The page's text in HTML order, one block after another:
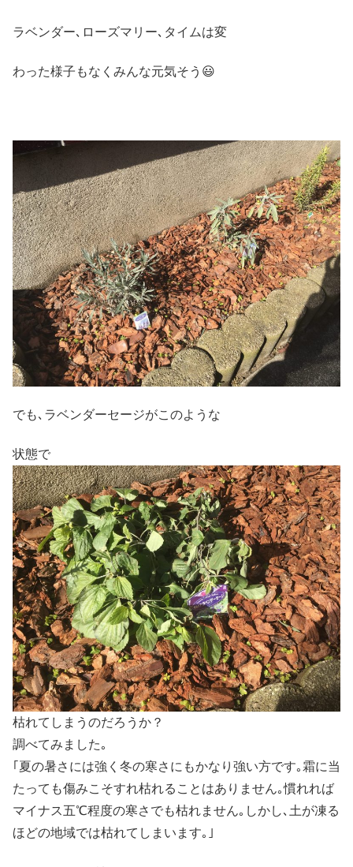
ラベンダー､ローズマリー､タイムは変
わった様子もなくみんな元気そう😃
でも､ラベンダーセージがこのような
状態で
枯れてしまうのだろうか？
調べてみました｡
｢夏の暑さには強く冬の寒さにもかなり強い方です｡霜に当
たっても傷みこそすれ枯れることはありません｡慣れれば
マイナス五℃程度の寒さでも枯れません｡しかし､土が凍る
ほどの地域では枯れてしまいます｡｣